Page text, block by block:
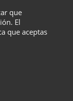
was used.
que
El
que aceptas